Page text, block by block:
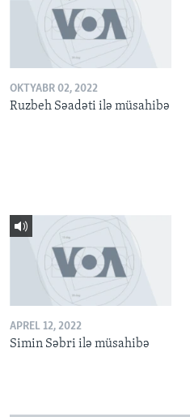
OKTYABR 02, 2022
Ruzbeh Səadəti ilə müsahibə
APREL 12, 2022
Simin Səbri ilə müsahibə